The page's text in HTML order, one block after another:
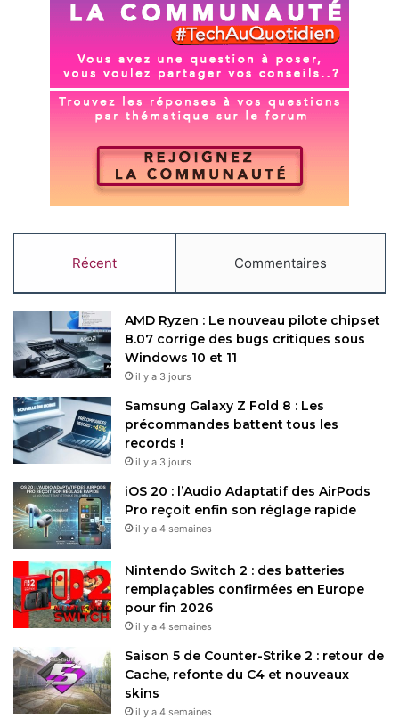
Récent Commentaires
AMD Ryzen : Le nouveau pilote chipset
8.07 corrige des bugs critiques sous
Windows 10 et 11
il y a 3 jours
Samsung Galaxy Z Fold 8 : Les
précommandes battent tous les
records !
il y a 3 jours
iOS 20 : l’Audio Adaptatif des AirPods
Pro reçoit enfin son réglage rapide
il y a 4 semaines
Nintendo Switch 2 : des batteries
remplaçables confirmées en Europe
pour fin 2026
il y a 4 semaines
Saison 5 de Counter-Strike 2 : retour de
Cache, refonte du C4 et nouveaux
skins
il y a 4 semaines